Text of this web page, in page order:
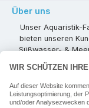
Über uns
Unser Aquaristik-
bieten unseren
Süßwasser- &
Pflanzen,
kompetenter
alle Ihre Projekte